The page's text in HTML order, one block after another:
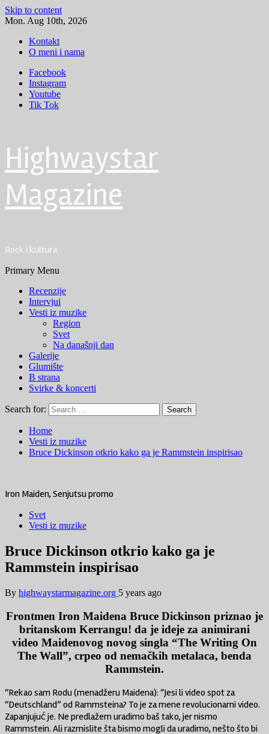
Skip to content
Mon. Aug 10th, 2026
Kontakt
O meni i nama
Facebook
Instagram
Youtube
Tik Tok
Highwaystar
Magazine
Rock i kultura
Primary Menu
Recenzije
Intervjui
Vesti iz muzike
Region
Svet
Na današnji dan
Galerije
Glumište
B strana
Svirke & koncerti
Search for:
Home
Vesti iz muzike
Bruce Dickinson otkrio kako ga je Rammstein inspirisao
Iron Maiden, Senjutsu promo
Svet
Vesti iz muzike
Bruce Dickinson otkrio kako ga je
Rammstein inspirisao
By highwaystarmagazine.org 5 years ago
Frontmen Iron Maidena Bruce Dickinson priznao je
britanskom Kerrangu! da je ideje za animirani
video Maidenovog novog singla “The Writing On
The Wall”, crpeo od nemačkih metalaca, benda
Rammstein.
“Rekao sam Rodu (menadžeru Maidena): “Jesi li video spot za
“Deutschland” od Rammsteina? To je za mene revolucionarni video.
Zapanjujuć je. Ne predlažem uradimo baš tako, jer nismo
Rammstein. Ali razmislite šta bismo mogli da uradimo, nešto što bi